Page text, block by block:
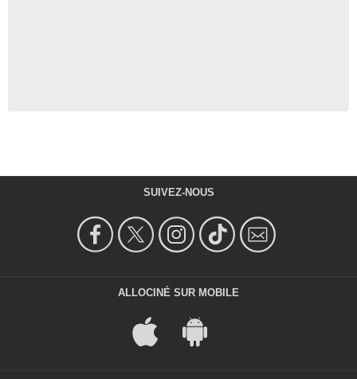
SUIVEZ-NOUS
ALLOCINÉ SUR MOBILE